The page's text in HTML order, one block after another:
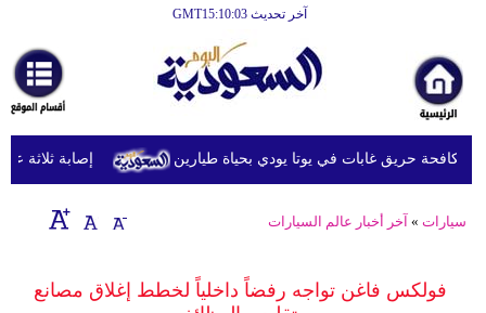
آخر تحديث GMT15:10:03
أخبارعاجلة
رياضة
ثقافة
إقتصاد
وموسيقى
إصابة ثلاثة حريق غابات في يوتا يودي بحياة طيارين
سيارات » آخر أخبار عالم السيارات
فولكس فاغن تواجه رفضاً داخلياً لخطط إغلاق مصانع